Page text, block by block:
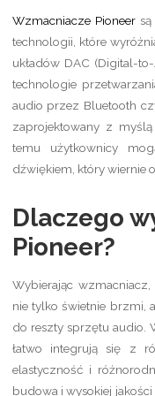
Wzmacniacze Pioneersą
technologii, które
układów DAC (Digital-
technologie
audio przez Bluetooth
zaprojektowany z
temu użytkownicy
dźwiękiem, który wiernie
Dlaczego
Pioneer?
Wybierając
nie tylko świetnie brzmi,
do reszty sprzętu audio.
łatwo integrują się z
elastyczność i
budowa i wysokiej